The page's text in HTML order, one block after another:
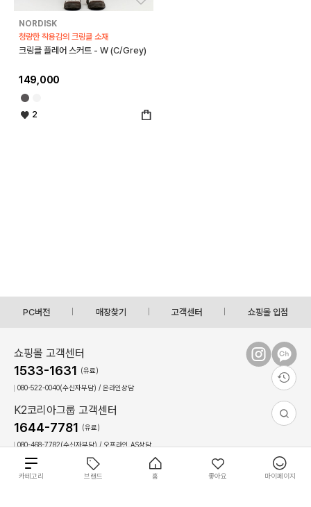
NORDISK
청량한 착용감의 크링클 소재
크링클 플레어 스커트 - W (C/Grey)
149,000
2
PC버전 매장찾기 고객센터 쇼핑몰 입점
쇼핑몰 고객센터
1533-1631 (유료)
080-522-0040(수신자부담) / 온라인상담
K2코리아그룹 고객센터
1644-7781 (유료)
080-468-7782(수신자부담) / 오프라인,AS상담
상담시간 : 09:00 ~ 17:30(토,일, 공휴일 휴무)
점심시간 : 12:30 ~ 13:30(상담불가)
카테고리 브랜드 홈 좋아요 마이페이지